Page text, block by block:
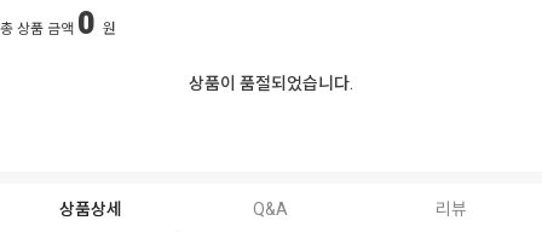
총 상품 금액 0 원
상품이 품절되었습니다.
상품상세 Q&A 리뷰